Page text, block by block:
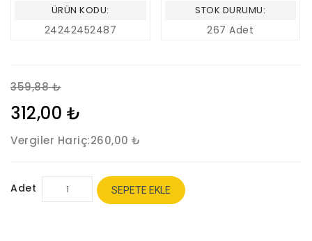
ÜRÜN KODU:
24242452487
STOK DURUMU:
267 Adet
359,88 ₺
312,00 ₺
Vergiler Hariç:260,00 ₺
Adet SEPETE EKLE